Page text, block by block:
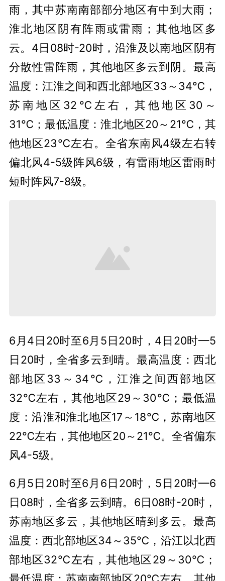
雨，其中苏南南部部分地区有中到大雨；
淮北地区阴有阵雨或雷雨；其他地区多
云。4日08时-20时，沿淮及以南地区阴有
分散性雷阵雨，其他地区多云到阴。最高
温度：江淮之间和西北部地区33～34℃，
苏南地区32℃左右，其他地区30～
31℃；最低温度：淮北地区20～21℃，其
他地区23℃左右。全省东南风4级左右转
偏北风4-5级阵风6级，有雷雨地区雷雨时
短时阵风7-8级。
6月4日20时至6月5日20时，4日20时—5
日20时，全省多云到晴。最高温度：西北
部地区33～34℃，江淮之间西部地区
32℃左右，其他地区29～30℃；最低温
度：沿淮和淮北地区17～18℃，苏南地区
22℃左右，其他地区20～21℃。全省偏东
风4-5级。
6月5日20时至6月6日20时，5日20时—6
日08时，全省多云到晴。6日08时-20时，
苏南地区多云，其他地区晴到多云。最高
温度：西北部地区34～35℃，沿江以北西
部地区32℃左右，其他地区29～30℃；
最低温度：苏南南部地区20℃左右，其他